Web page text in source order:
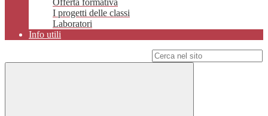
Offerta formativa
I progetti delle classi
Laboratori
Info utili